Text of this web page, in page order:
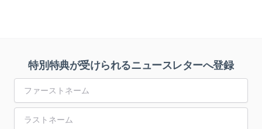
特別特典が受けられるニュースレターへ登録